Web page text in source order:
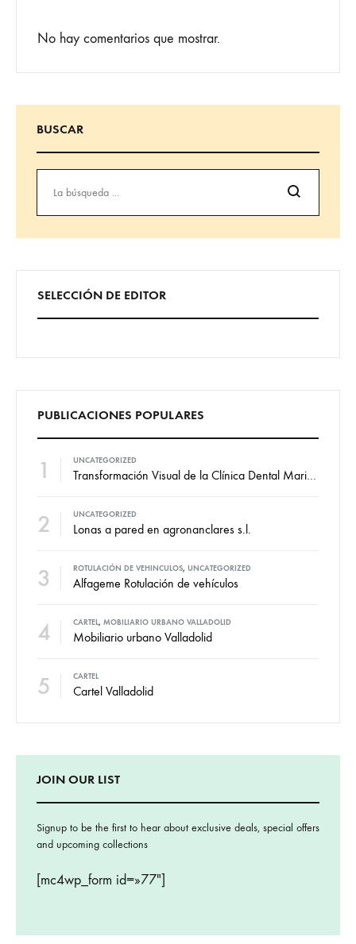
No hay comentarios que mostrar.
BUSCAR
Búsqueda
SELECCIÓN DE EDITOR
PUBLICACIONES POPULARES
1 UNCATEGORIZED
Transformación Visual de la Clínica Dental Marian: Diseño de Vinilos por VallCor Publicidad
2 UNCATEGORIZED
Lonas a pared en agronanclares s.l.
3 ROTULACIÓN DE VEHINCULOS, UNCATEGORIZED
Alfageme Rotulación de vehículos
4 CARTEL, MOBILIARIO URBANO VALLADOLID
Mobiliario urbano Valladolid
5 CARTEL
Cartel Valladolid
JOIN OUR LIST
Signup to be the first to hear about exclusive deals, special offers
and upcoming collections
[mc4wp_form id=»77″]